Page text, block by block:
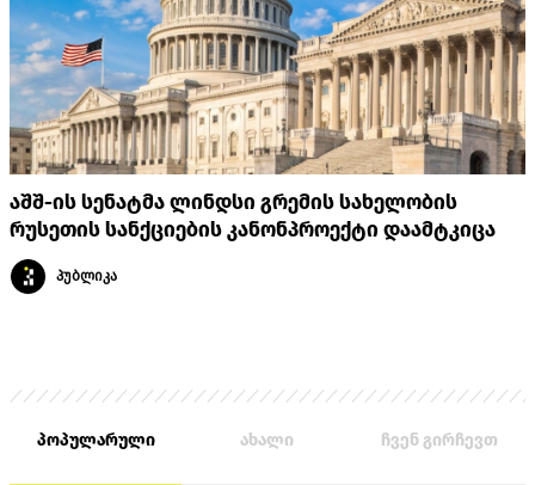
აშშ-ის სენატმა ლინდსი გრემის სახელობის
რუსეთის სანქციების კანონპროექტი დაამტკიცა
პუბლიკა
პოპულარული ახალი ჩვენ გირჩევთ